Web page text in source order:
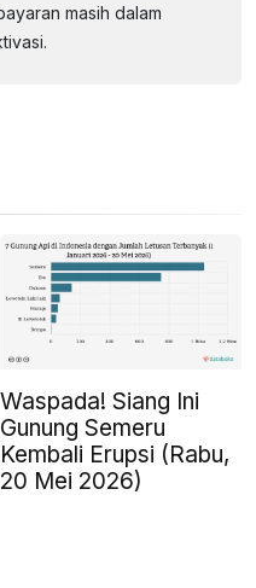
masih dalam
Waspada! Siang Ini
Gunung Semeru
Kembali Erupsi (Rabu,
20 Mei 2026)